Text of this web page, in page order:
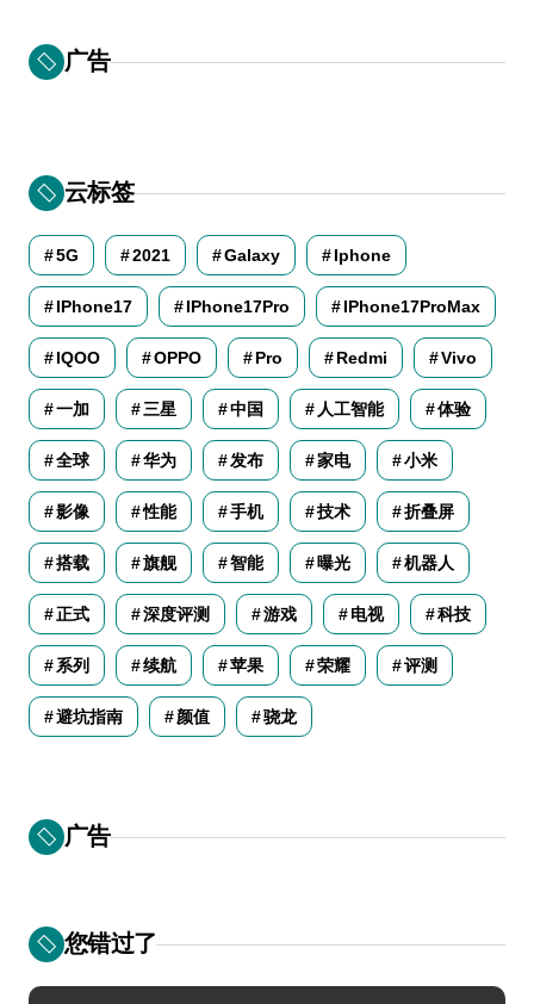
广告
云标签
5G 2021 Galaxy Iphone
IPhone17 IPhone17Pro IPhone17ProMax
IQOO OPPO Pro Redmi Vivo
一加 三星 中国 人工智能 体验
全球 华为 发布 家电 小米
影像 性能 手机 技术 折叠屏
搭载 旗舰 智能 曝光 机器人
正式 深度评测 游戏 电视 科技
系列 续航 苹果 荣耀 评测
避坑指南 颜值 骁龙
广告
您错过了